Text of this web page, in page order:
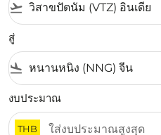
flight_takeoff
สู่
flight_land
งบประมาณ
THB